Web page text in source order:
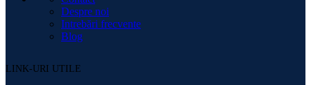
Despre noi
Intrebări frecvente
Blog
LINK-URI UTILE